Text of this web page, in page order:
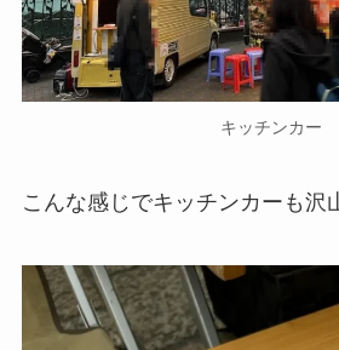
キッチンカー
こんな感じでキッチンカーも沢